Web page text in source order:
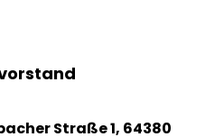
Straße 1, 64380